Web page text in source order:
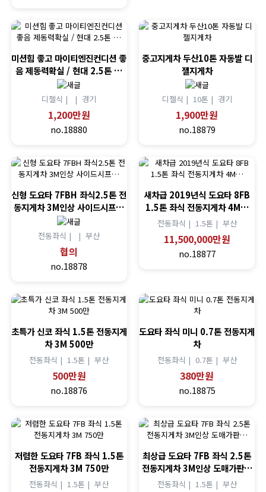
미션힘 좋고 마이티엔진컨디션 좋
음 제동력확실 / 현대 2.5톤 …
디젤식 | | 경기
1,200만원
no.18880
중고지게차 두산10톤 자동발 디
젤지게차
디젤식 | 10톤 | 경기
1,900만원
no.18879
신형 도요타 7FBH 좌식2.5톤 전
동지게차 3M인상 사이드시프…
전동좌식 | |부산
협의
no.18878
새차급 2019년식 도요타 8FB
1.5톤 좌식 전동지게차 4M…
전동좌식 | 1.5톤 | 부산
11,500,000만원
no.18877
초특가 신코 좌식 1.5톤 전동지게
차 3M 500만
전동좌식 |1.5톤 |부산
500만원
no.18876
도요타 좌식 미니 0.7톤 전동지게
차
전동좌식 | 0.7톤 | 부산
380만원
no.18875
저렴한 도요타 7FB 좌식 1.5톤
전동지게차 3M 750만
전동좌식 |1.5톤 |부산
최상급 도요타 7FB 좌식 2.5톤
전동지게차 3M인상 도매가판…
전동좌식 | 1.5톤 | 부산